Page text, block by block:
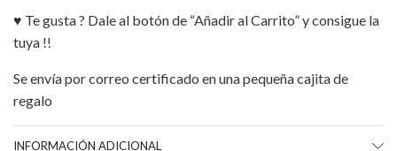
♥ Te gusta ? Dale al botón de “Añadir al Carrito” y consigue la
tuya !!
Se envía por correo certificado en una pequeña cajita de
regalo
INFORMACIÓN ADICIONAL